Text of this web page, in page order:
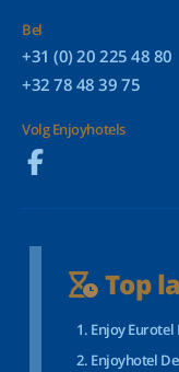
Bel
+31 (0) 20 225 48 80
+32 78 48 39 75
Volg Enjoyhotels
Top
Enjoy Eurotel
Enjoyhotel